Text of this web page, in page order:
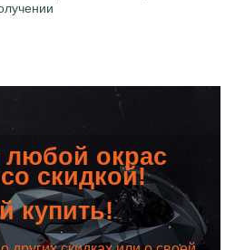
любой окрас
скидкой!
купить!